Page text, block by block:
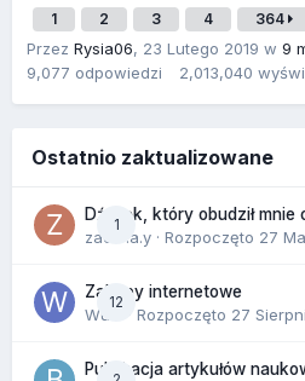
1 2 3 4 364
Przez Rysia06, 23 Lutego 2019 w 9
9,077 odpowiedzi 2,013,040
Ostatnio zaktualizowane
1
Dźwięk, który obudził mnie
zackr.a.y · Rozpoczęto 27
12
Zakupy internetowe
Wula
· Rozpoczęto 27
Publikacja artykułów